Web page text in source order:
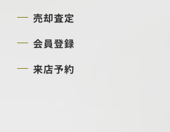
売却査定
会員登録
来店予約